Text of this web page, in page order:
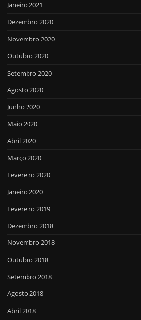
Janeiro 2021
Dezembro 2020
Novembro 2020
Outubro 2020
Setembro 2020
Agosto 2020
Junho 2020
Maio 2020
Abril 2020
Março 2020
Fevereiro 2020
Janeiro 2020
Fevereiro 2019
Dezembro 2018
Novembro 2018
Outubro 2018
Setembro 2018
Agosto 2018
Abril 2018